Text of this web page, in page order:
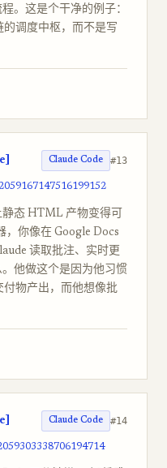
。这是个干净的例子：
的调度中枢，而不是写
Claude Code #13
态 HTML 产物变得可
，你像在 Google Docs
读取批注、实时更
他做这个是因为他习惯
物产出，而他想像批
Claude Code #14